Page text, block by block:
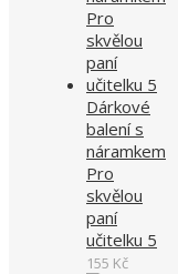
Dárkové
balení s
náramkem
Pro
skvělou
paní
učitelku 5
155 Kč